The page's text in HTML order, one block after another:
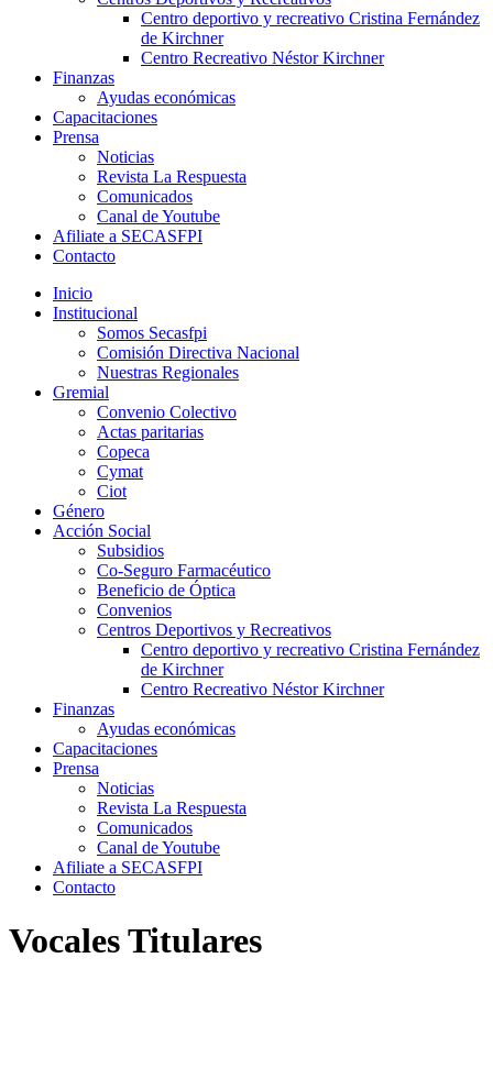
Centro deportivo y recreativo Cristina Fernández
de Kirchner
Centro Recreativo Néstor Kirchner
Finanzas
Ayudas económicas
Capacitaciones
Prensa
Noticias
Revista La Respuesta
Comunicados
Canal de Youtube
Afiliate a SECASFPI
Contacto
Inicio
Institucional
Somos Secasfpi
Comisión Directiva Nacional
Nuestras Regionales
Gremial
Convenio Colectivo
Actas paritarias
Copeca
Cymat
Ciot
Género
Acción Social
Subsidios
Co-Seguro Farmacéutico
Beneficio de Óptica
Convenios
Centros Deportivos y Recreativos
Centro deportivo y recreativo Cristina Fernández
de Kirchner
Centro Recreativo Néstor Kirchner
Finanzas
Ayudas económicas
Capacitaciones
Prensa
Noticias
Revista La Respuesta
Comunicados
Canal de Youtube
Afiliate a SECASFPI
Contacto
Vocales Titulares